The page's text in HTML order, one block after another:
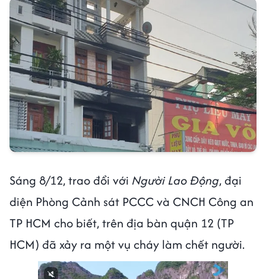
Sáng 8/12, trao đổi với Người Lao Động, đại
diện Phòng Cảnh sát PCCC và CNCH Công an
TP HCM cho biết, trên địa bàn quận 12 (TP
HCM) đã xảy ra một vụ cháy làm chết người.